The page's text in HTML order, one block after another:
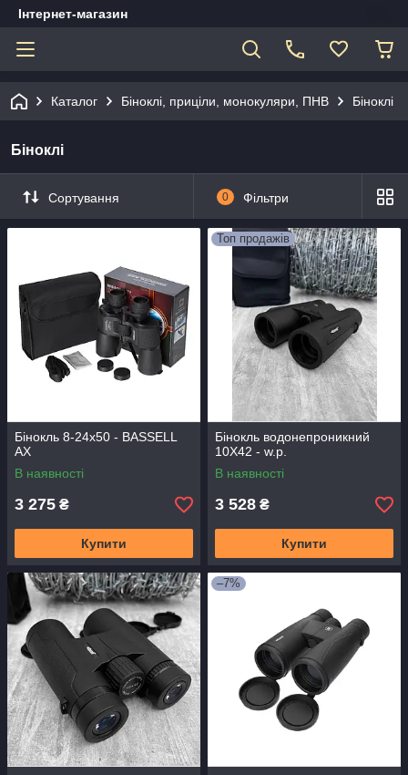
Інтернет-магазин
Каталог Біноклі, приціли, монокуляри, ПНВ Біноклі
Біноклі
Сортування 0 Фільтри
Бінокль 8-24x50 - BASSELL
AX
В наявності
3 275 ₴
Купити
Топ продажів
Бінокль водонепроникний
10X42 - w.p.
В наявності
3 528 ₴
Купити
–7%